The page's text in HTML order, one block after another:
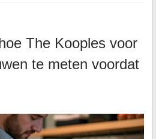
The Kooples voor
te meten voordat